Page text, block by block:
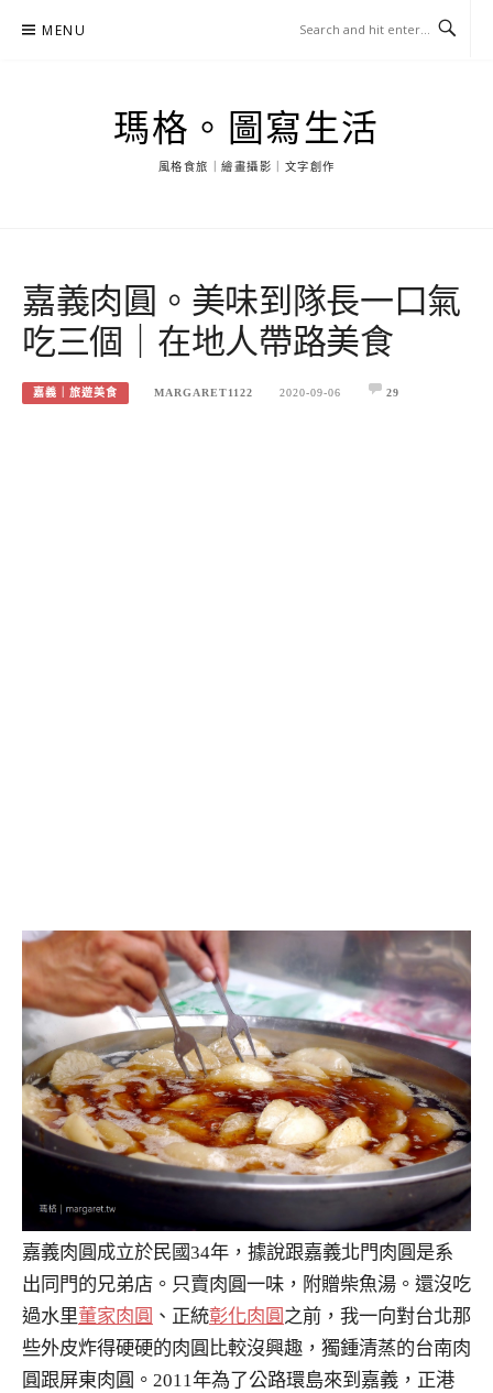
MENU
瑪格。圖寫生活
風格食旅｜繪畫攝影｜文字創作
嘉義肉圓。美味到隊長一口氣
吃三個｜在地人帶路美食
嘉義｜旅遊美食 MARGARET1122 2020-09-06 29
嘉義肉圓成立於民國34年，據說跟嘉義北門肉圓是系
出同門的兄弟店。只賣肉圓一味，附贈柴魚湯。還沒吃
過水里董家肉圓 、正統彰化肉圓 之前，我一向對台北那
些外皮炸得硬硬的肉圓比較沒興趣，獨鍾清蒸的台南肉
圓跟屏東肉圓。2011年為了公路環島來到嘉義，正港